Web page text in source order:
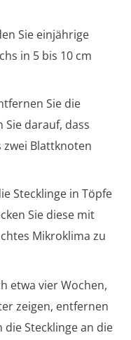
Sie einjährige
in 5 bis 10 cm
Sie die
darauf, dass
zwei Blattknoten
Stecklinge in Töpfe
Sie diese mit
Mikroklima zu
etwa vier Wochen,
zeigen, entfernen
die Stecklinge an die